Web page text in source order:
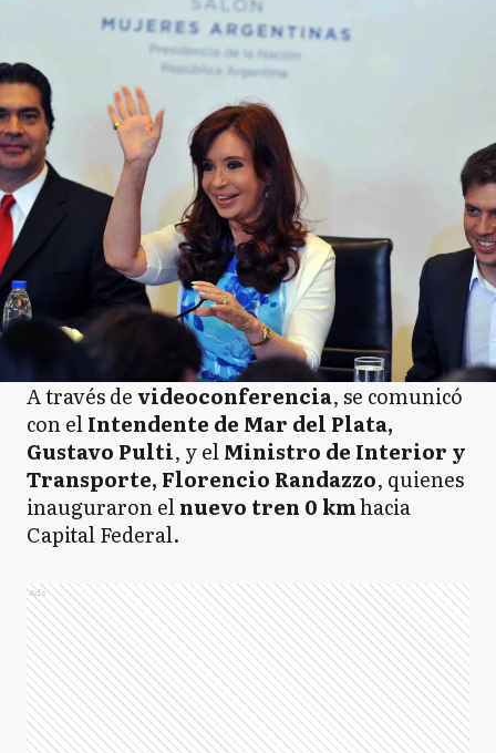
A través devideoconferencia, se comunicó
con elIntendente de Mar del Plata,
Gustavo Pulti, y elMinistro de Interior y
Transporte, Florencio Randazzo, quienes
inauguraron elnuevo tren 0 kmhacia
Capital Federal.
Ads